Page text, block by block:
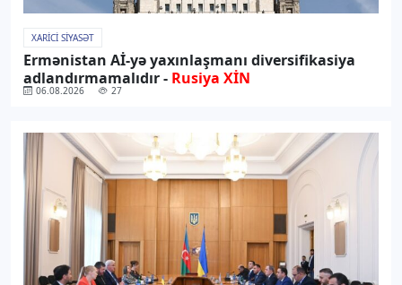
XARICI SIYASƏT
Ermənistan Aİ-yə yaxınlaşmanı diversifikasiya
adlandırmamalıdır - Rusiya XİN
06.08.2026 27